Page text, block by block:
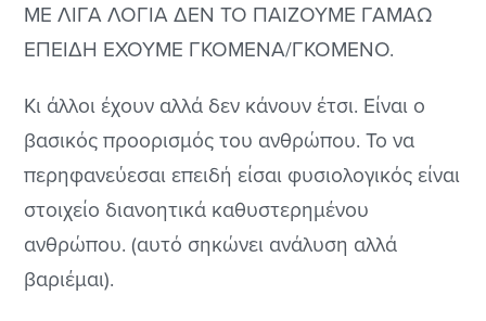
ΜΕ ΛΙΓΑ ΛΟΓΙΑ ΔΕΝ ΤΟ ΠΑΙΖΟΥΜΕ ΓΑΜΑΩ
ΕΠΕΙΔΗ ΕΧΟΥΜΕ ΓΚΟΜΕΝΑ/ΓΚΟΜΕΝΟ.
Kι άλλοι έχουν αλλά δεν κάνουν έτσι. Είναι ο
βασικός προορισμός του ανθρώπου. Το να
περηφανεύεσαι επειδή είσαι φυσιολογικός είναι
στοιχείο διανοητικά καθυστερημένου
ανθρώπου. (αυτό σηκώνει ανάλυση αλλά
βαριέμαι).